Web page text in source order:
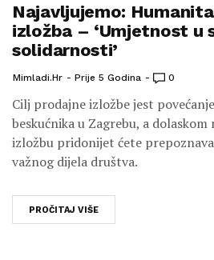
Najavljujemo:
izložba – ‘Umjetnost u
solidarnosti’
Mimladi.hr Prije 5 Godina 0
Cilj prodajne izložbe jest
beskućnika u Zagrebu, a
izložbu pridonijet ćete
važnog dijela društva.
PROČITAJ VIŠE